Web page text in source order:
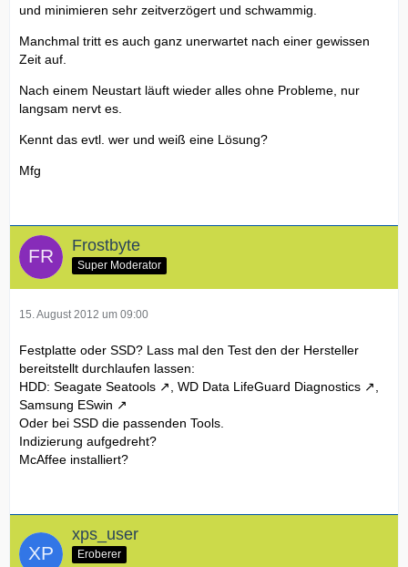
und minimieren sehr zeitverzögert und schwammig.
Manchmal tritt es auch ganz unerwartet nach einer gewissen
Zeit auf.
Nach einem Neustart läuft wieder alles ohne Probleme, nur
langsam nervt es.
Kennt das evtl. wer und weiß eine Lösung?
Mfg
Frostbyte
Super Moderator
15. August 2012 um 09:00
Festplatte oder SSD? Lass mal den Test den der Hersteller
bereitstellt durchlaufen lassen:
HDD: Seagate Seatools WD Data LifeGuard Diagnostics
Samsung ESwin
Oder bei SSD die passenden Tools.
Indizierung aufgedreht?
McAffee installiert?
xps_user
Eroberer